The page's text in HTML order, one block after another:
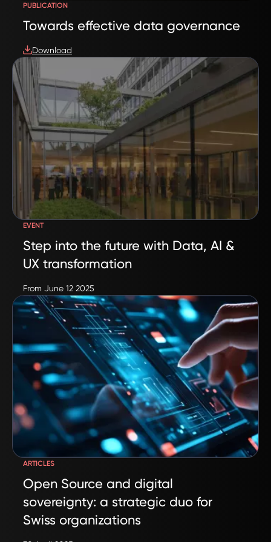
PUBLICATION
Towards effective data governance
Download
EVENT
Step into the future with Data, AI &
UX transformation
From June 12 2025
ARTICLES
Open Source and digital
sovereignty: a strategic duo for
Swiss organizations